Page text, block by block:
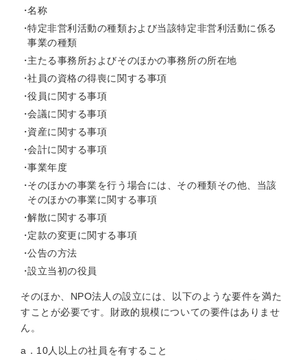
名称
特定非営利活動の種類および当該特定非営利活動に係る
事業の種類
主たる事務所およびそのほかの事務所の所在地
社員の資格の得喪に関する事項
役員に関する事項
会議に関する事項
資産に関する事項
会計に関する事項
事業年度
そのほかの事業を行う場合には、その種類その他、当該
そのほかの事業に関する事項
解散に関する事項
定款の変更に関する事項
公告の方法
設立当初の役員
そのほか、NPO法人の設立には、以下のような要件を満た
すことが必要です。財政的規模についての要件はありませ
ん。
a．10人以上の社員を有すること